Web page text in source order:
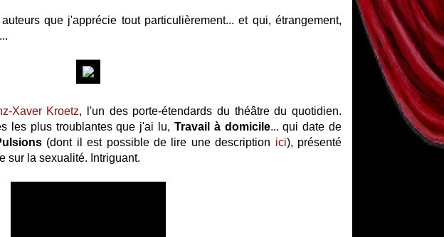
que j'apprécie tout particulièrement... et qui, étrangement,
Xaver Kroetz, l'un des porte-étendards du théâtre du quotidien.
les plus troublantes que j'ai lu, Travail à domicile... qui date de
(dont il est possible de lire une description ici), présenté
sur la sexualité. Intriguant.